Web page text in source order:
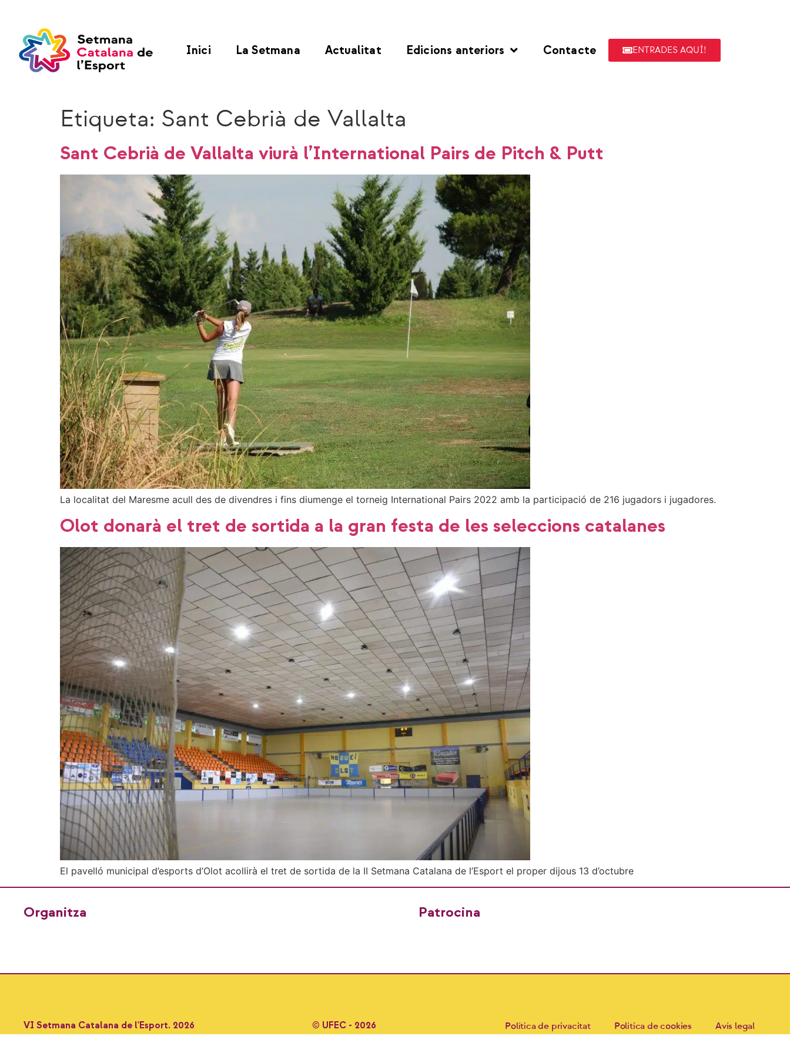
Inici La Setmana Actualitat Edicions anteriors Contacte ENTRADES AQUÍ!
Etiqueta: Sant Cebrià de Vallalta
Sant Cebrià de Vallalta viurà l’International Pairs de Pitch & Putt
La localitat del Maresme acull des de divendres i fins diumenge el torneig International Pairs 2022 amb la participació de 216 jugadors i jugadores.
Olot donarà el tret de sortida a la gran festa de les seleccions catalanes
El pavelló municipal d’esports d’Olot acollirà el tret de sortida de la II Setmana Catalana de l’Esport el proper dijous 13 d’octubre
Organitza Patrocina
VI Setmana Catalana de l'Esport. 2026 © UFEC - 2026 Política de privacitat Política de cookies Avís legal